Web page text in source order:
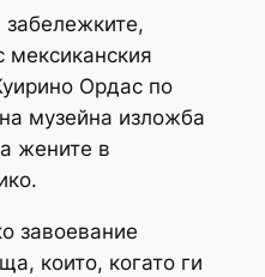
мексиканския
Ордас по
музейна изложба
жените в
завоевание
които, когато ги